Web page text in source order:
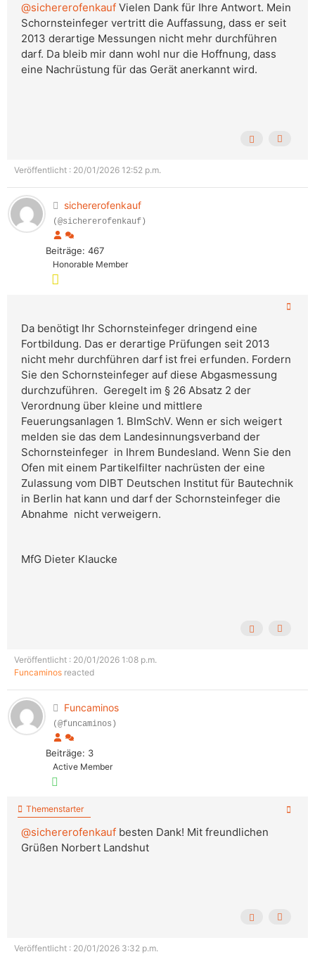
@sichererofenkauf Vielen Dank für Ihre Antwort. Mein
Schornsteinfeger vertritt die Auffassung, dass er seit
2013 derartige Messungen nicht mehr durchführen
darf. Da bleib mir dann wohl nur die Hoffnung, dass
eine Nachrüstung für das Gerät anerkannt wird.
Veröffentlicht : 20/01/2026 12:52 p.m.
sichererofenkauf
(@sichererofenkauf)
Beiträge: 467
Honorable Member
Da benötigt Ihr Schornsteinfeger dringend eine
Fortbildung. Das er derartige Prüfungen seit 2013
nicht mehr durchführen darf ist frei erfunden. Fordern
Sie den Schornsteinfeger auf diese Abgasmessung
durchzuführen. Geregelt im § 26 Absatz 2 der
Verordnung über kleine und mittlere
Feuerungsanlagen 1. BImSchV. Wenn er sich weigert
melden sie das dem Landesinnungsverband der
Schornsteinfeger in Ihrem Bundesland. Wenn Sie den
Ofen mit einem Partikelfilter nachrüsten der eine
Zulassung vom DIBT Deutschen Institut für Bautechnik
in Berlin hat kann und darf der Schornsteinfeger die
Abnahme nicht verweigern.
MfG Dieter Klaucke
Veröffentlicht : 20/01/2026 1:08 p.m.
Funcaminos reacted
Funcaminos
(@funcaminos)
Beiträge: 3
Active Member
Themenstarter
@sichererofenkauf besten Dank! Mit freundlichen
Grüßen Norbert Landshut
Veröffentlicht : 20/01/2026 3:32 p.m.